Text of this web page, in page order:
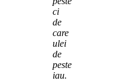
ci
de
care
ulei
de
peste
iau.